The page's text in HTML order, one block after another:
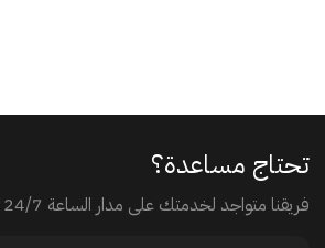
تحتاج مساعدة؟
فريقنا متواجد لخدمتك على مدار الساعة 24/7